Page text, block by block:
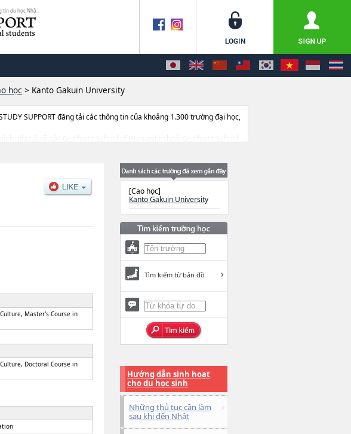
du học Nhậ...
học > Kanto Gakuin University
SUPPORT đăng tải các thông tin của khoảng 1.300 trường đại học,
như là về các Graduate School of HumanitieshoặcGraduate School
Master's Course in
Doctoral Course in
[Cao học]
Kanto Gakuin University
Tìm kiếm từ bản đồ
Hướng dẫn sinh hoạt
cho du học sinh
Những thủ tục cần làm
sau khi đến Nhật